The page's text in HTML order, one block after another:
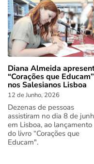
Diana Almeida
“Corações que Educam”
nos Salesianos Lisboa
12 de Junho, 2026
Dezenas de pessoas
assistiram no dia 8 de
em Lisboa, ao lançamento
do livro “Corações que
Educam".